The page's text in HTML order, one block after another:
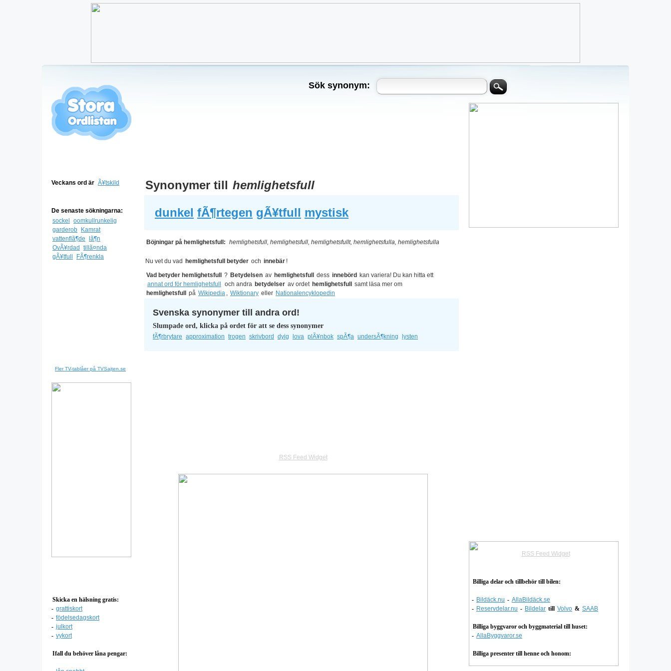
Veckans ord är Ã¥tskild
De senaste sökningarna:
sockel
oomkullrunkelig
garderob
Kamrat
vattenflã¶de
lã¶n
OvÃ¥rdad
tillã¤nda
gÃ¥tfull
FÃ¶renkla
Fler TV-tablåer på TVSajten.se
Skicka en hälsning gratis:
- grattiskort
- födelsedagskort
- julkort
- vykort
Ifall du behöver låna pengar:
RSS Feed Widget
Billiga delar och tillbehör till bilen:
- Bildäck.nu - AllaBildäck.se
- Reservdelar.nu - Bildelar till Volvo & SAAB
Billiga byggvaror och byggmaterial till huset:
- AllaByggvaror.se
Billiga presenter till henne och honom:
Sök synonym:
Synonymer till hemlighetsfull
dunkel fÃ¶rtegen gÃ¥tfull mystisk
Böjningar på hemlighetsfull: hemlighetsfull, hemlighetsfull, hemlighetsfullt, hemlighetsfulla, hemlighetsfulla
Nu vet du vad hemlighetsfull betyder och innebär !
Vad betyder hemlighetsfull
? Betydelsen av hemlighetsfull dess innebörd
kan variera! Du kan hitta ett
annat ord för hemlighetsfull
och andra betydelser av ordet hemlighetsfull
samt läsa mer om
hemlighetsfull
på Wikipedia , Wiktionary eller Nationalencyklopedin
Svenska synonymer till andra ord!
Slumpade ord, klicka på ordet för att se dess synonymer
fÃ¶rbrytare approximation trogen skrivbord dyig lova plÃ¥nbok spÃ¶a undersÃ¶kning lysten
RSS Feed Widget